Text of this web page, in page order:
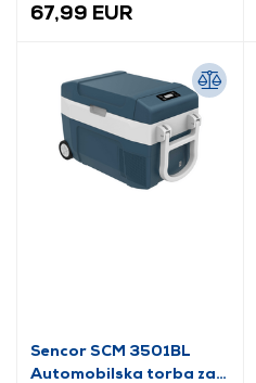
67,99 EUR
Sencor SCM 3501BL
Automobilska torba za